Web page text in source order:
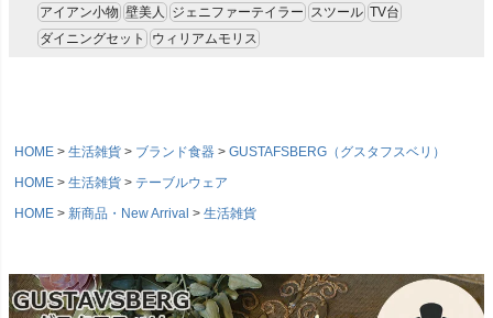
アイアン小物 壁美人 ジェニファーテイラー スツール TV台
ダイニングセット
ウィリアムモリス
HOME 生活雑貨 ブランド食器
GUSTAFSBERG（グスタフスベリ）
HOME
生活雑貨
テーブルウェア
HOME
新商品・New Arrival 生活雑貨